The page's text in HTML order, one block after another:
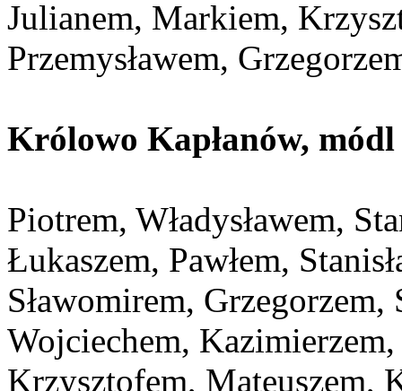
Julianem, Markiem,
Przemysławem,
Królowo Kapłanów,
Piotrem, Władysławem,
Łukaszem, Pawłem,
Sławomirem, Grzegorzem,
Wojciechem,
Krzysztofem, Mateuszem,